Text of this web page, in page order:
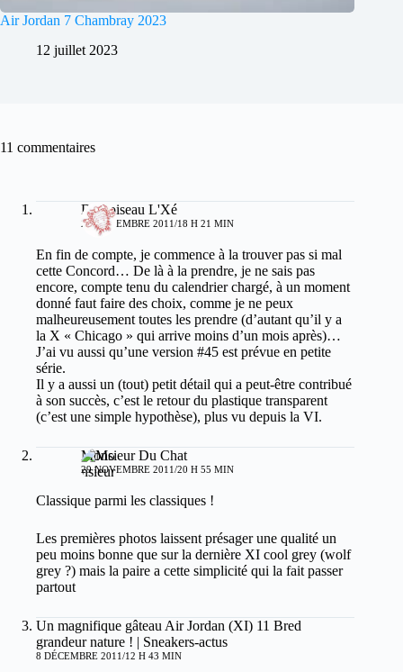
Air Jordan 7 Chambray 2023
12 juillet 2023
11 commentaires
Damoiseau L'Xé
29 NOVEMBRE 2011/18 H 21 MIN
En fin de compte, je commence à la trouver pas si mal
cette Concord… De là à la prendre, je ne sais pas
encore, compte tenu du calendrier chargé, à un moment
donné faut faire des choix, comme je ne peux
malheureusement toutes les prendre (d’autant qu’il y a
la X « Chicago » qui arrive moins d’un mois après)…
J’ai vu aussi qu’une version #45 est prévue en petite
série.
Il y a aussi un (tout) petit détail qui a peut-être contribué
à son succès, c’est le retour du plastique transparent
(c’est une simple hypothèse), plus vu depuis la VI.
Monsieur Du Chat
29 NOVEMBRE 2011/20 H 55 MIN
Classique parmi les classiques !
Les premières photos laissent présager une qualité un
peu moins bonne que sur la dernière XI cool grey (wolf
grey ?) mais la paire a cette simplicité qui la fait passer
partout
Un magnifique gâteau Air Jordan (XI) 11 Bred
grandeur nature ! | Sneakers-actus
8 DÉCEMBRE 2011/12 H 43 MIN